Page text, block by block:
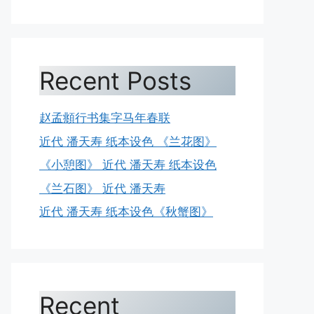
Recent Posts
赵孟頫行书集字马年春联
近代 潘天寿 纸本设色 《兰花图》
《小憩图》 近代 潘天寿 纸本设色
《兰石图》 近代 潘天寿
近代 潘天寿 纸本设色《秋蟹图》
Recent